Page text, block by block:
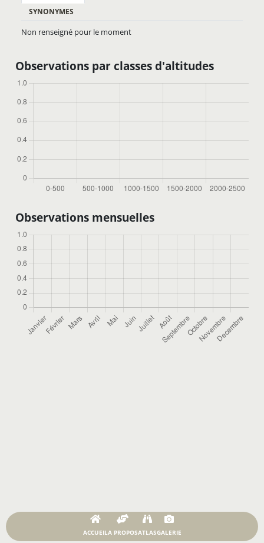
SYNONYMES
Non renseigné pour le moment
Observations par classes d'altitudes
Observations mensuelles